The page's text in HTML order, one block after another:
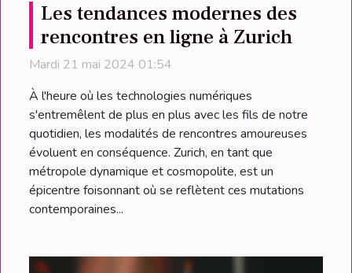
Les tendances modernes des
rencontres en ligne à Zurich
Mardi 21 mai 2024 01:54
À l'heure où les technologies numériques
s'entremêlent de plus en plus avec les fils de notre
quotidien, les modalités de rencontres amoureuses
évoluent en conséquence. Zurich, en tant que
métropole dynamique et cosmopolite, est un
épicentre foisonnant où se reflètent ces mutations
contemporaines...